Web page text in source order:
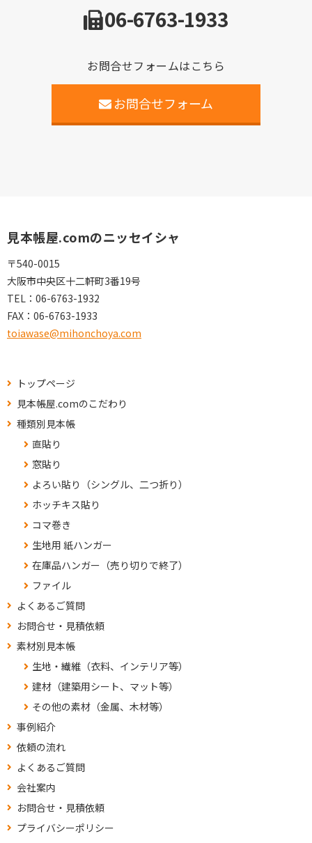
06-6763-1933
お問合せフォームはこちら
お問合せフォーム
見本帳屋.comのニッセイシャ
〒540-0015
大阪市中央区十二軒町3番19号
TEL： 06-6763-1932
FAX： 06-6763-1933
toiawase@mihonchoya.com
トップページ
見本帳屋.comのこだわり
種類別見本帳
直貼り
窓貼り
よろい貼り（シングル、二つ折り）
ホッチキス貼り
コマ巻き
生地用 紙ハンガー
在庫品ハンガー（売り切りで終了）
ファイル
よくあるご質問
お問合せ・見積依頼
素材別見本帳
生地・繊維（衣料、インテリア等）
建材（建築用シート、マット等）
その他の素材（金属、木材等）
事例紹介
依頼の流れ
よくあるご質問
会社案内
お問合せ・見積依頼
プライバシーポリシー